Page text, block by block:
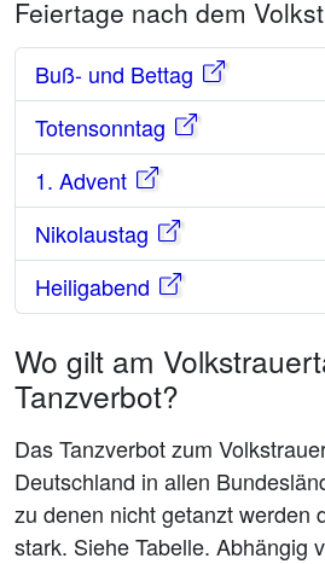
Feiertage nach dem
Buß- und Bettag
Totensonntag
1. Advent
Nikolaustag
Heiligabend
Wo gilt am
Tanzverbot?
Das Tanzverbot zum
Deutschland in allen
zu denen nicht getanzt werden
stark. Siehe Tabelle. Abhängig